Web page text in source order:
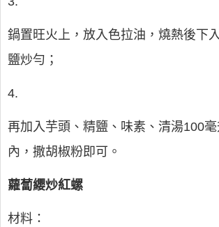
鍋置旺火上，放入色拉油，燒熱後下
鹽炒勻；
4.
再加入芋頭、精鹽、味素、清湯100
內，撒胡椒粉即可。
蘿蔔纓炒紅螺
材料：